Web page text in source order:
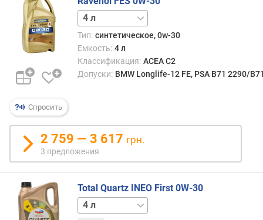
о
т
д
е
ш
е
в
х
к
д
о
р
о
и
м
Спросить
1 л 5 л
Тип: синтетическое, 0w-30
Емкость: 4 л
Классификация: ACEA C2
Допуски: BMW Longlife-12 FE, PSA B71 2290/
2 759 — 3 617 грн.
3 предложения
Total Quartz INEO First 0W-30
1 л 5 л